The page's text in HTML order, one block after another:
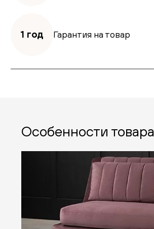
1 год Гарантия на товар
Особенности товара